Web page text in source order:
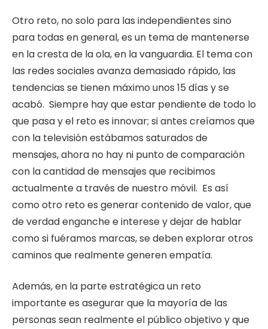
Otro reto, no solo para las independientes sino
para todas en general, es un tema de mantenerse
en la cresta de la ola, en la vanguardia. El tema con
las redes sociales avanza demasiado rápido, las
tendencias se tienen máximo unos 15 días y se
acabó. Siempre hay que estar pendiente de todo lo
que pasa y el reto es innovar; si antes creíamos que
con la televisión estábamos saturados de
mensajes, ahora no hay ni punto de comparación
con la cantidad de mensajes que recibimos
actualmente a través de nuestro móvil. Es así
como otro reto es generar contenido de valor, que
de verdad enganche e interese y dejar de hablar
como si fuéramos marcas, se deben explorar otros
caminos que realmente generen empatía.
Además, en la parte estratégica un reto
importante es asegurar que la mayoría de las
personas sean realmente el público objetivo y que